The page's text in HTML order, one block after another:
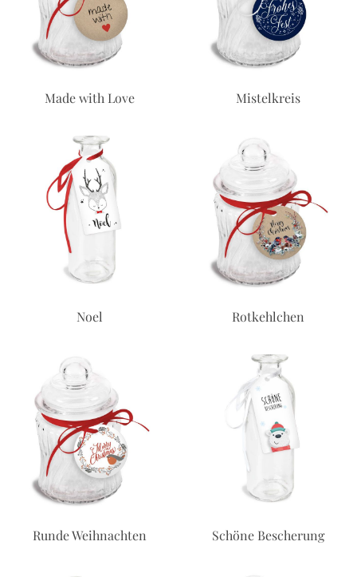
Made with Love Mistelkreis
Noel Rotkehlchen
Runde Weihnachten Schöne Bescherung